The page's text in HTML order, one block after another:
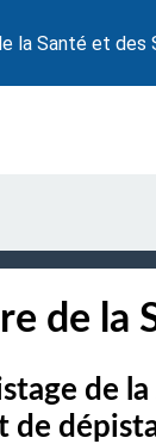
la Santé et des
de la
de
de